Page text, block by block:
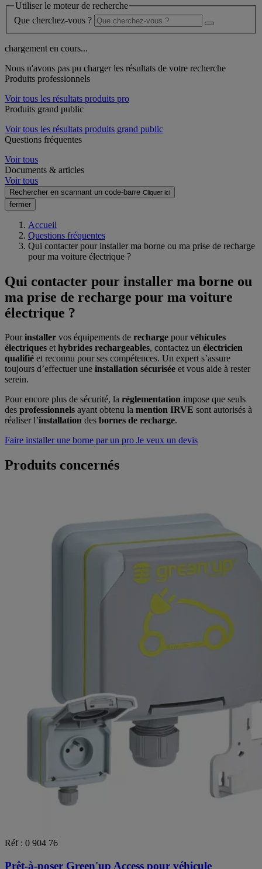
Utiliser le moteur de recherche
Que cherchez-vous ?
chargement en cours...
Nous n'avons pas pu charger les résultats de votre recherche
Produits professionnels
Voir tous les résultats produits pro
Produits grand public
Voir tous les résultats produits grand public
Questions fréquentes
Voir tous
Documents & articles
Voir tous
Rechercher en scannant un code-barre Cliquer ici
fermer
Accueil
Questions fréquentes
Qui contacter pour installer ma borne ou ma prise de recharge
pour ma voiture électrique ?
Qui contacter pour installer ma borne ou
ma prise de recharge pour ma voiture
électrique ?
Pourinstaller vos équipements de recharge pourvéhicules
électriques ethybrides rechargeables, contactez un électricien
qualifié et reconnu pour ses compétences. Un expert s’assure
toujours d’effectuer une installation sécurisée et vous aide à rester
serein.
Pour encore plus de sécurité, la réglementation impose que seuls
des professionnels ayant obtenu la mention IRVE sont autorisés à
réaliser l’installation des bornes de recharge.
Faire installer une borne par un pro Je veux un devis
Produits concernés
Réf : 0 904 76
Prêt-à-poser Green'up Access pour véhicule